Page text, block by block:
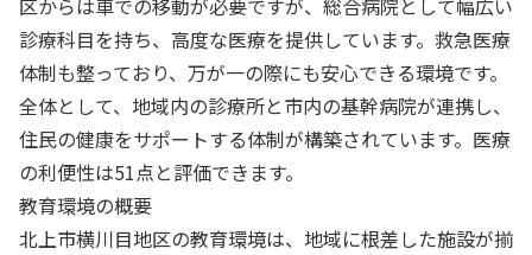
区からは車での移動が必要ですが、総合病院として幅広い
診療科目を持ち、高度な医療を提供しています。救急医療
体制も整っており、万が一の際にも安心できる環境です。
全体として、地域内の診療所と市内の基幹病院が連携し、
住民の健康をサポートする体制が構築されています。医療
の利便性は51点と評価できます。
教育環境の概要
北上市横川目地区の教育環境は、地域に根差した施設が揃